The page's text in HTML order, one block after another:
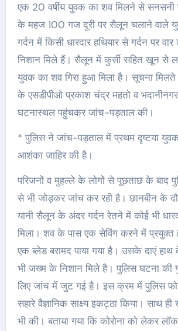
एक 20 वर्षीय युवक का शव मिलने से
के महज 100 गज दूरी पर सैलून चलाने वाले
गर्दन में किसी धारदार हथियार से गर्दन पर
निशान मिले हैं। सैलून में कुर्सी सहित खून से
युवक का शव गिरा हुआ मिला है। सूचना मिलते
के एसडीपीओ प्रकाश चंद्र महतो व
घटनास्थल पहुंचकर जांच-पड़ताल की।
* पुलिस ने जांच-पड़ताल में प्रथम दृष्टया
आशंका जाहिर की है।
परिजनों व मुहल्ले के लोगों से पूछताछ के बाद
से भी जोड़कर जांच कर रही है। छानबीन के
यानी सैलून के अंदर गर्दन रेतने में कोई भी
मिला। शव के पास एक सेविंग करने में प्रयुक्त
एक ब्लेड बरामद पाया गया है। उसके दाएं
भी जख्म के निशान मिले है। पुलिस घटना की
लिए जांच में जुट गई है। इस क्रम में पुलिस
सहारे वैज्ञानिक साक्ष्य इकट्ठा किया। साथ
भी की। बताया गया कि कोरोना को लेकर